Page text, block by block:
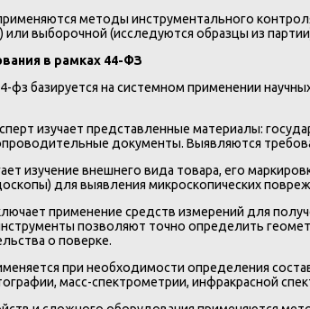
методы инструментального
выборочной (исследуются образцы из
в рамках 44-ФЗ
фз базируется на системном применении
изучает представленные материалы:
документы. Выявляются
изучение внешнего вида товара, его
для выявления микроскопических
применение средств измерений для
позволяют точно определить
о поверке.
при необходимости определения
масс-спектрометрии, инфракрасной